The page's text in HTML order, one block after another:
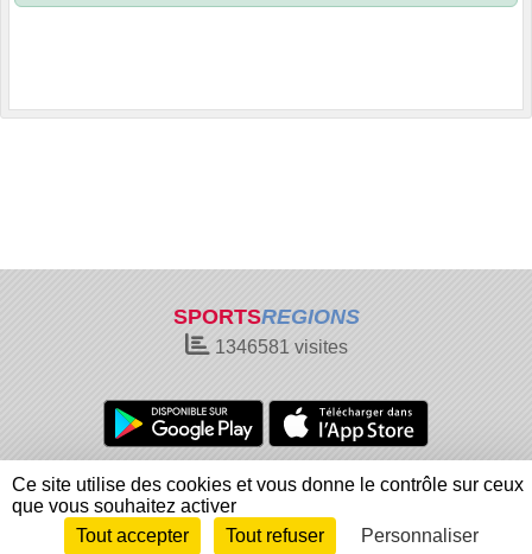
SPORTSREGIONS
1346581 visites
Charte cookies
Gestion des cookies
Informations légales
Signaler un contenu inapproprié
Envie de participer ?
Connexion
Ce site utilise des cookies et vous donne le contrôle sur ceux
que vous souhaitez activer
Tout accepter
Tout refuser Personnaliser